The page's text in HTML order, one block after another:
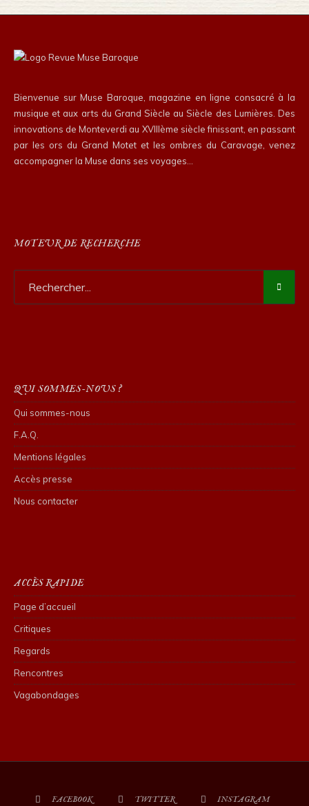
Bienvenue sur Muse Baroque, magazine en ligne consacré à la
musique et aux arts du Grand Siècle au Siècle des Lumières. Des
innovations de Monteverdi au XVIIIème siècle finissant, en passant
par les ors du Grand Motet et les ombres du Caravage, venez
accompagner la Muse dans ses voyages…
MOTEUR DE RECHERCHE
QUI SOMMES-NOUS ?
Qui sommes-nous
F.A.Q.
Mentions légales
Accès presse
Nous contacter
ACCÈS RAPIDE
Page d’accueil
Critiques
Regards
Rencontres
Vagabondages
FACEBOOK TWITTER INSTAGRAM